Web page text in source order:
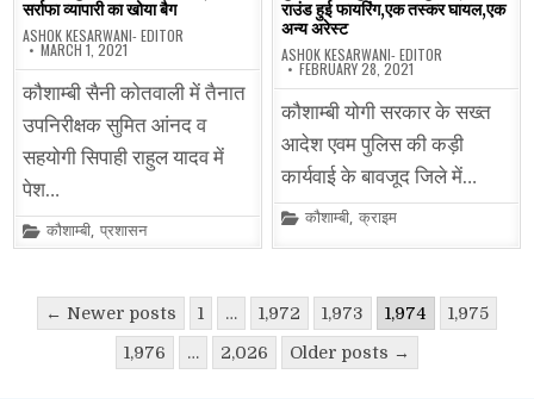
सर्राफा व्यापारी का खोया बैग
ASHOK KESARWANI- EDITOR
MARCH 1, 2021
कौशाम्बी सैनी कोतवाली में तैनात
उपनिरीक्षक सुमित आंनद व
सहयोगी सिपाही राहुल यादव में
पेश…
Posted
in
कौशाम्बी,प्रशासन
राउंड हुई फायरिंग,एक तस्कर घायल,एक
अन्य अरेस्ट
ASHOK KESARWANI- EDITOR
FEBRUARY 28, 2021
कौशाम्बी योगी सरकार के सख्त
आदेश एवम पुलिस की कड़ी
कार्यवाई के बावजूद जिले में…
Posted
कौशाम्बी,क्राइम
Posts
pagination
← Newer posts 1 … 1,972 1,973 1,974 1,975
1,976 … 2,026 Older posts →